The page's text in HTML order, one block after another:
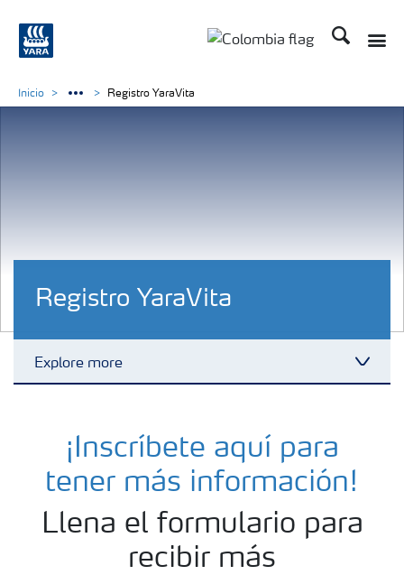
Buscar
Registro YaraVita
Explore more
Productos
Portafolio de Agricultura Digital
Inicio Registro YaraVita
¡Inscríbete aquí para
tener más información!
Llena el formulario para
recibir más